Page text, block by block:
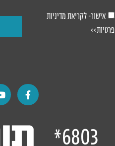
אישור- לקריאת מדיניות
פרטיות>>
6803*